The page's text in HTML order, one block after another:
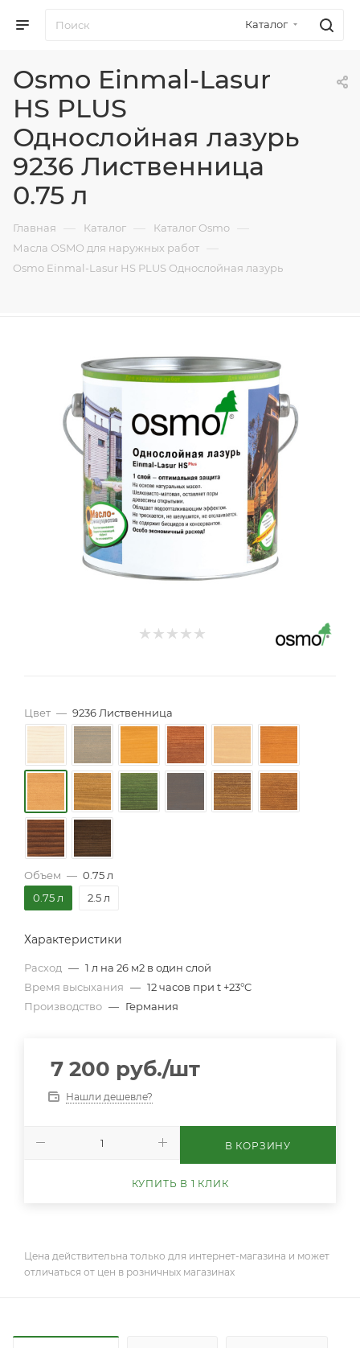
Каталог
Osmo Einmal-Lasur
HS PLUS
Однослойная лазурь
9236 Лиственница
0.75 л
Главная — Каталог — Каталог Osmo —
Масла OSMO для наружных работ —
Osmo Einmal-Lasur HS PLUS Однослойная лазурь
Цвет — 9236 Лиственница
Объем — 0.75 л
0.75 л
2.5 л
Характеристики
Расход — 1 л на 26 м2 в один слой
Время высыхания — 12 часов при t +23°C
Производство — Германия
7 200 руб./шт
Нашли дешевле?
В КОРЗИНУ
КУПИТЬ В 1 КЛИК
Цена действительна только для интернет-магазина и может
отличаться от цен в розничных магазинах